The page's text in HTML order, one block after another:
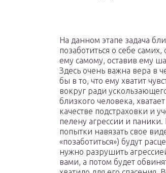
На данном этапе задача
позаботиться о себе
ему самому, оставив ему
Здесь очень важна вера в
бы в то, что ему хватит
вокруг ради
близкого человека,
качестве подстраховки и
пелену агрессии и
попытки навязать свое
«позаботиться») будут
нужно разрушить
вами, а потом будет